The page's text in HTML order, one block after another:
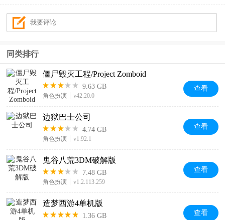
同类排行
僵尸毁灭工程/Project Zomboid
9.63 GB
角色扮演 v42.20.0
查看
边狱巴士公司
4.74 GB
角色扮演 v1.92.1
查看
鬼谷八荒3DM破解版
7.48 GB
角色扮演 v1.2.113.259
查看
造梦西游4单机版
1.36 GB 查看